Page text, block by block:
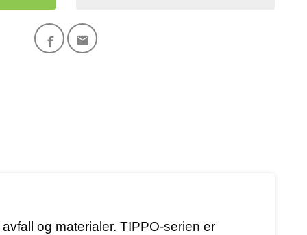
og materialer. TIPPO-serien er